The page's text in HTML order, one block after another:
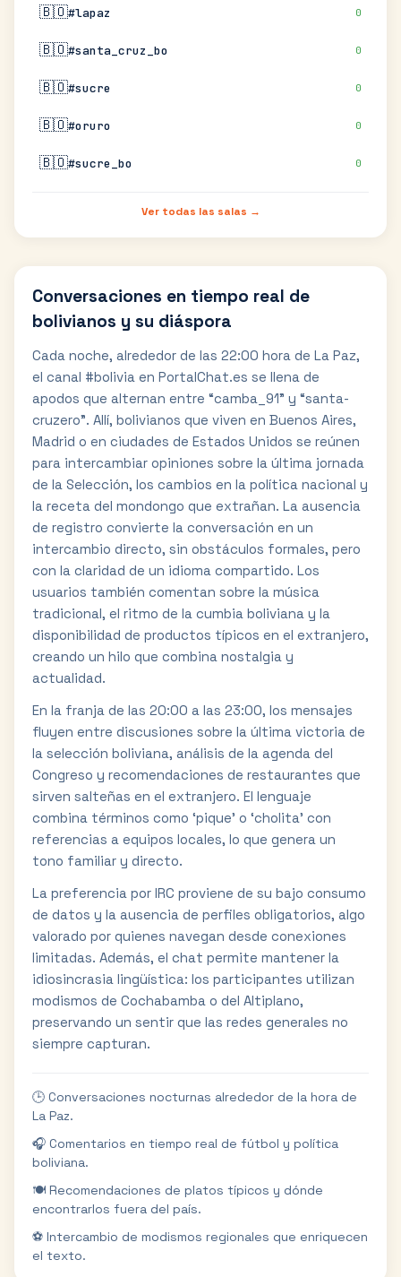
🇧🇴#lapaz 0
🇧🇴#santa_cruz_bo 0
🇧🇴#sucre 0
🇧🇴#oruro 0
🇧🇴#sucre_bo 0
Ver todas las salas →
Conversaciones en tiempo real de
bolivianos y su diáspora
Cada noche, alrededor de las 22:00 hora de La Paz,
el canal #bolivia en PortalChat.es se llena de
apodos que alternan entre “camba_91” y “santa-
cruzero”. Allí, bolivianos que viven en Buenos Aires,
Madrid o en ciudades de Estados Unidos se reúnen
para intercambiar opiniones sobre la última jornada
de la Selección, los cambios en la política nacional y
la receta del mondongo que extrañan. La ausencia
de registro convierte la conversación en un
intercambio directo, sin obstáculos formales, pero
con la claridad de un idioma compartido. Los
usuarios también comentan sobre la música
tradicional, el ritmo de la cumbia boliviana y la
disponibilidad de productos típicos en el extranjero,
creando un hilo que combina nostalgia y
actualidad.
En la franja de las 20:00 a las 23:00, los mensajes
fluyen entre discusiones sobre la última victoria de
la selección boliviana, análisis de la agenda del
Congreso y recomendaciones de restaurantes que
sirven salteñas en el extranjero. El lenguaje
combina términos como ‘pique’ o ‘cholita’ con
referencias a equipos locales, lo que genera un
tono familiar y directo.
La preferencia por IRC proviene de su bajo consumo
de datos y la ausencia de perfiles obligatorios, algo
valorado por quienes navegan desde conexiones
limitadas. Además, el chat permite mantener la
idiosincrasia lingüística: los participantes utilizan
modismos de Cochabamba o del Altiplano,
preservando un sentir que las redes generales no
siempre capturan.
🕒 Conversaciones nocturnas alrededor de la hora de
La Paz.
🎧 Comentarios en tiempo real de fútbol y política
boliviana.
🍽️ Recomendaciones de platos típicos y dónde
encontrarlos fuera del país.
⚽ Intercambio de modismos regionales que enriquecen
el texto.